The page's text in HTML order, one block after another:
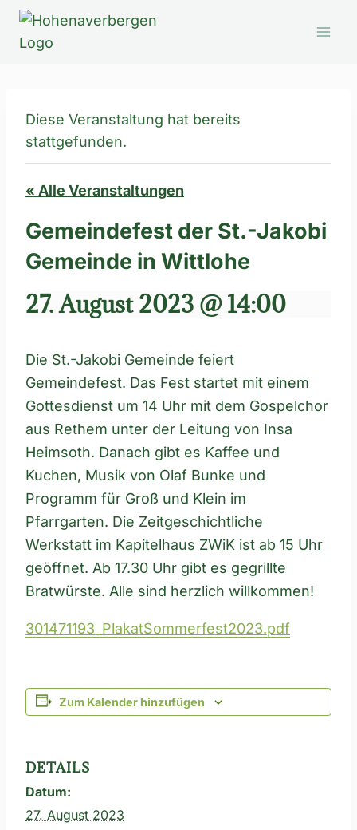
Zum
springen
Diese Veranstaltung hat bereits
stattgefunden.
« Alle Veranstaltungen
Gemeindefest der St.-Jakobi
Gemeinde in Wittlohe
27. August 2023 @ 14:00
Die St.-Jakobi Gemeinde feiert
Gemeindefest. Das Fest startet mit einem
Gottesdienst um 14 Uhr mit dem Gospelchor
aus Rethem unter der Leitung von Insa
Heimsoth. Danach gibt es Kaffee und
Kuchen, Musik von Olaf Bunke und
Programm für Groß und Klein im
Pfarrgarten. Die Zeitgeschichtliche
Werkstatt im Kapitelhaus ZWiK ist ab 15 Uhr
geöffnet. Ab 17.30 Uhr gibt es gegrillte
Bratwürste. Alle sind herzlich willkommen!
301471193_PlakatSommerfest2023.pdf
Zum Kalender hinzufügen
DETAILS
Datum:
27. August 2023